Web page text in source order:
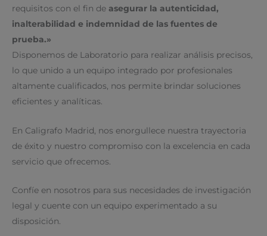
requisitos con el fin de asegurar la autenticidad,
inalterabilidad e indemnidad de las fuentes de
prueba.»
Disponemos de Laboratorio para realizar análisis precisos,
lo que unido a un equipo integrado por profesionales
altamente cualificados, nos permite brindar soluciones
eficientes y analíticas.
En Caligrafo Madrid, nos enorgullece nuestra trayectoria
de éxito y nuestro compromiso con la excelencia en cada
servicio que ofrecemos.
Confíe en nosotros para sus necesidades de investigación
legal y cuente con un equipo experimentado a su
disposición.